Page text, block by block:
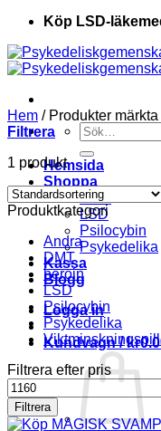
Köp LSD-
Söka
efter
Hemsida
Shoppa
DMT
LSD
Psilocybin
Psykedelika
Kassa
Blogg
Logga in
Kundvagn /kr
Hem /Produkter märkta
Filtrera
1 produkt
Produktkategori
Andra
DMT
heroin
LSD
Psilocybin
Psykedelika
Filtrera efter pris
Pris
från
Filtrera